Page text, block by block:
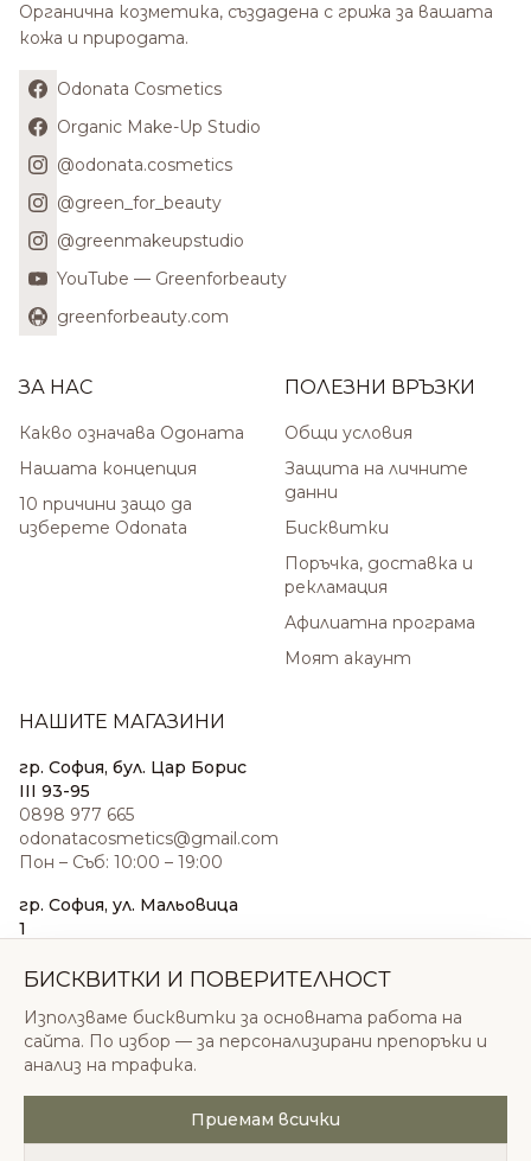
Органична козметика, създадена с грижа за вашата
кожа и природата.
Odonata Cosmetics
Organic Make-Up Studio
@odonata.cosmetics
@green_for_beauty
@greenmakeupstudio
YouTube — Greenforbeauty
greenforbeauty.com
ЗА НАС
Какво означава Одоната
Нашата концепция
10 причини защо да
изберете Odonata
ПОЛЕЗНИ ВРЪЗКИ
Общи условия
Защита на личните
данни
Бисквитки
Поръчка, доставка и
рекламация
Афилиатна програма
Моят акаунт
НАШИТЕ МАГАЗИНИ
гр. София, бул. Цар Борис
III 93-95
0898 977 665
odonatacosmetics@gmail.com
Пон – Съб: 10:00 – 19:00
гр. София, ул. Мальовица
1
sales@odonatacosmetics.com
Нед: 11:00 – 18:00
© 2026 Одоната Козметикс ООД. Всички права
запазени.
БИСКВИТКИ И ПОВЕРИТЕЛНОСТ
Използваме бисквитки за основната работа на
сайта. По избор — за персонализирани препоръки и
анализ на трафика.
Приемам всички